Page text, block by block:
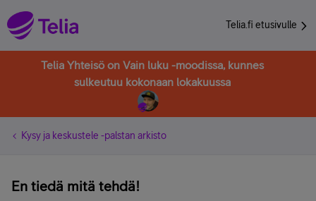
Telia.fi etusivulle
Telia Yhteisö on Vain luku -moodissa, kunnes
sulkeutuu kokonaan lokakuussa
Kysy ja keskustele -palstan arkisto
En tiedä mitä tehdä!